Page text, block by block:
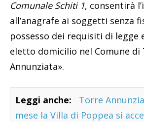
Comunale Schiti 1, consentirà
all’anagrafe ai soggetti senza
possesso dei requisiti di legge
eletto domicilio nel Comune di
Annunziata».
Leggi anche:
Torre
mese la Villa di Poppea si